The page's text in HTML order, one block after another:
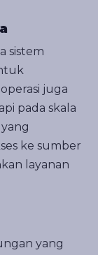
sistem
juga
pada skala
ke sumber
layanan
yang